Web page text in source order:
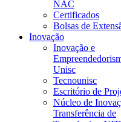
NAC
Certificados
Bolsas de
Inovação
Inovação e
Unisc
Tecnounisc
Escritório de
Núcleo de
Transferência de